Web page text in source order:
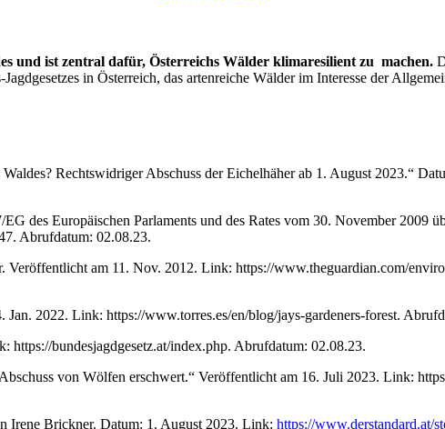
und ist zentral dafür, Österreichs Wälder klimaresilient zu machen.
in Österreich, das artenreiche Wälder im Interesse der
Rechtswidriger Abschuss der Eichelhäher ab 1. August 2023.“
des Europäischen Parlaments und des Rates vom 30. November 2009
Abrufdatum: 02.08.23.
am 11. Nov. 2012. Link: https://www.theguardian.com/
2022. Link: https://www.torres.es/en/blog/jays-gardeners-forest.
bundesjagdgesetz.at/index.php. Abrufdatum: 02.08.23.
von Wölfen erschwert.“ Veröffentlicht am 16. Juli 2023. Link:
Irene Brickner. Datum: 1. August 2023. Link: https://www.derstandard.at/